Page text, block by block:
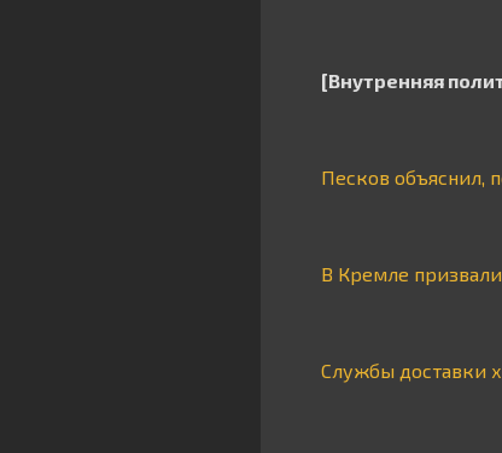
[Внутренняя
Песков объяснил,
В Кремле
Службы доставки